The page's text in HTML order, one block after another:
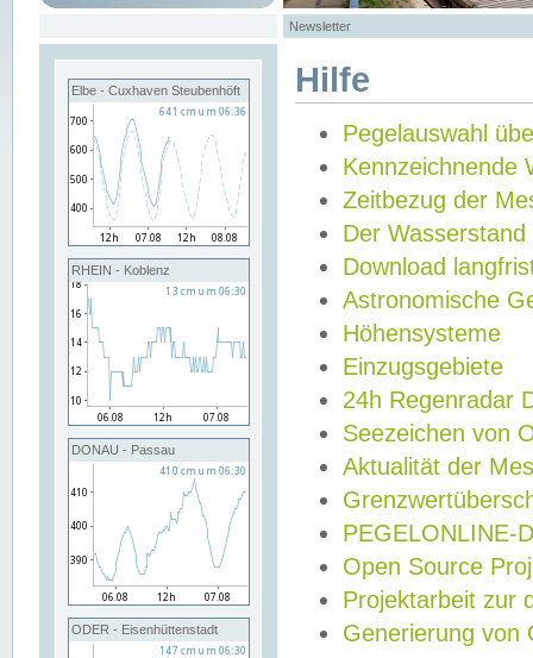
Newsletter
Elbe - Cuxhaven Steubenhöft
RHEIN - Koblenz
DONAU - Passau
ODER - Eisenhüttenstadt
Hilfe
Pegelauswahl
Kennzeichnende
Zeitbezug der
Der Wasserstand
Download
Astronomische
Höhensysteme
Einzugsgebiete
24h Regenradar
Seezeichen von
Aktualität der
PEGELONLINE-
Open Source
Projektarbeit zur
Generierung von